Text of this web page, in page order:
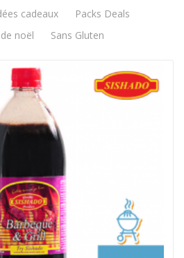
cadeaux
Packs Deals
noël Sans Gluten